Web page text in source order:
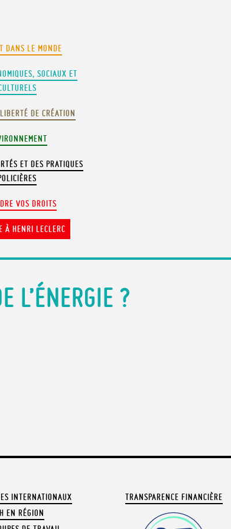
DANS LE MONDE
SOCIAUX ET
DE CRÉATION
ET DES PRATIQUES
VOS DROITS
À HENRI LECLERC
L’ÉNERGIE ?
INTERNATIONAUX
EN RÉGION
TRANSPARENCE FINANCIÈRE